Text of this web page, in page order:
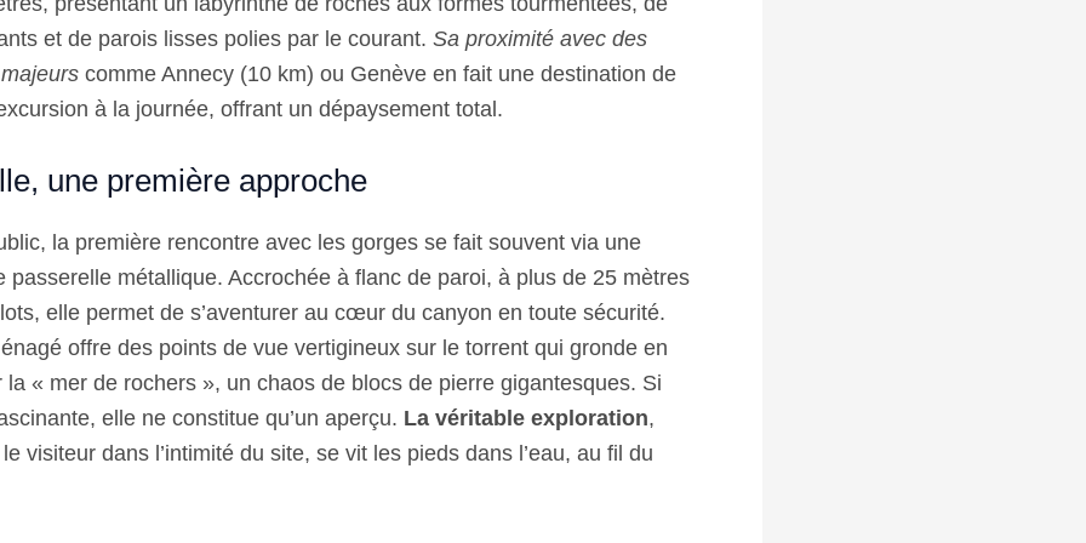
et de parois lisses polies par le courant. Sa proximité avec des
comme Annecy (10 km) ou Genève en fait une destination de
à la journée, offrant un dépaysement total.
une première approche
la première rencontre avec les gorges se fait souvent via une
passerelle métallique. Accrochée à flanc de paroi, à plus de 25 mètres
elle permet de s’aventurer au cœur du canyon en toute sécurité.
offre des points de vue vertigineux sur le torrent qui gronde en
la « mer de rochers », un chaos de blocs de pierre gigantesques. Si
elle ne constitue qu’un aperçu. La véritable exploration,
visiteur dans l’intimité du site, se vit les pieds dans l’eau, au fil du